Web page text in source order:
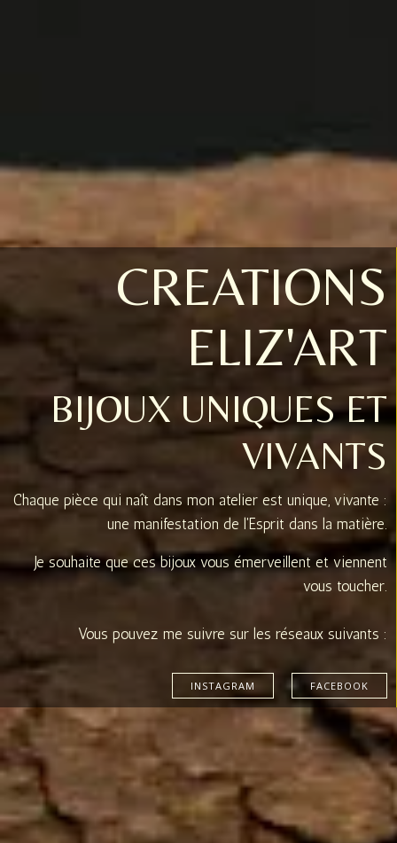
CREATIONS
ELIZ'ART
BIJOUX UNIQUES ET
VIVANTS
Chaque pièce qui naît dans mon atelier est unique, vivante :
une manifestation de l'Esprit dans la matière.
Je souhaite que ces bijoux vous émerveillent et viennent
vous toucher.
Vous pouvez me suivre sur les réseaux suivants :
INSTAGRAM FACEBOOK